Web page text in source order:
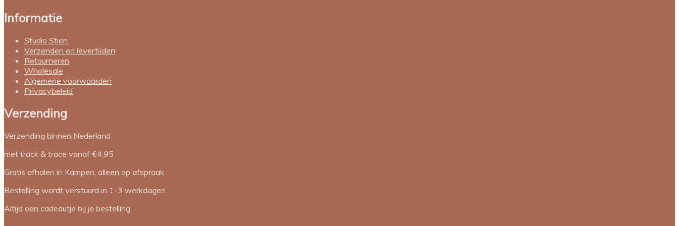
Informatie
Studio Stien
Verzenden en levertijden
Retourneren
Wholesale
Algemene voorwaarden
Privacybeleid
Verzending
Verzending binnen Nederland
met track & trace vanaf €4,95
Gratis afhalen in Kampen, alleen op afspraak
Bestelling wordt verstuurd in 1-3 werkdagen
Altijd een cadeautje bij je bestelling